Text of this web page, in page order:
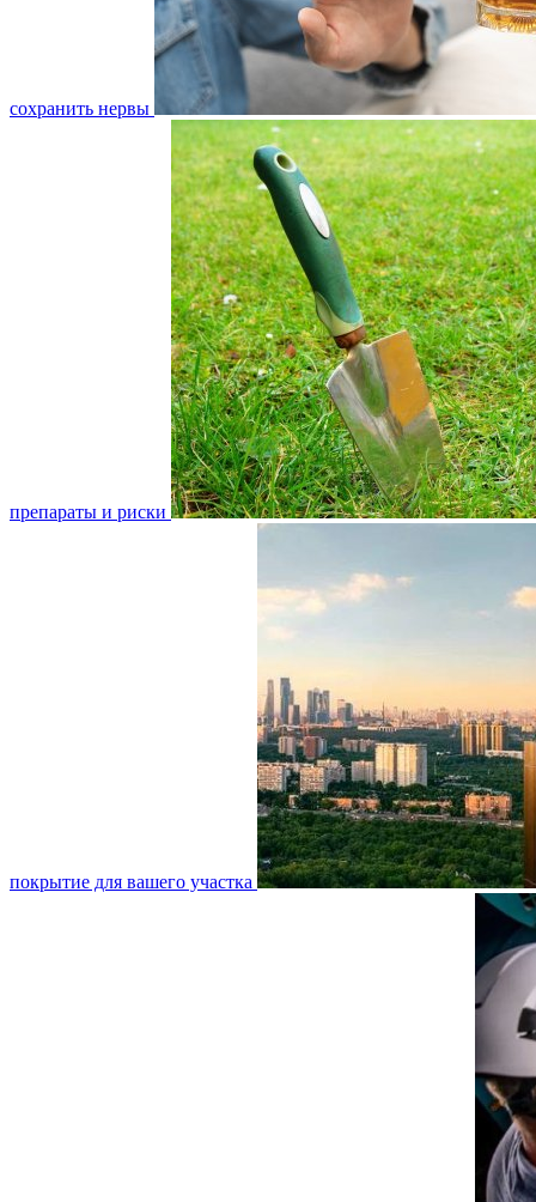
сохранить нервы
препараты и риски
покрытие для вашего участка